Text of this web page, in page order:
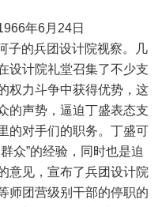
年6月24日
子的兵团设计院视察。几
设计院礼堂召集了不少支
权力斗争中获得优势，这
的声势，逼迫丁盛表态支
的对手们的职务。丁盛可
众”的经验，同时也是迫
意见，宣布了兵团设计院
师团营级别干部的停职的